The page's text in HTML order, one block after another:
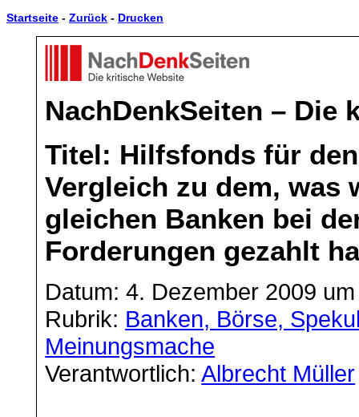
Startseite - Zurück - Drucken
NachDenkSeiten – Die
Titel: Hilfsfonds für
Vergleich zu dem, was
gleichen Banken bei
Forderungen gezahlt
Datum: 4. Dezember 2009
Rubrik: Banken, Börse,
Meinungsmache
Verantwortlich:Albrecht Müller